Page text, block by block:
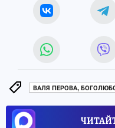
ВАЛЯ ПЕРОВА,